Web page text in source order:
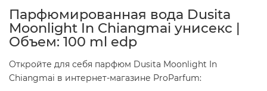
Парфюмированная вода Dusita
Moonlight In Chiangmai унисекс |
Объем: 100 ml edp
Откройте для себя парфюм Dusita Moonlight In
Chiangmai в интернет-магазине ProParfum: